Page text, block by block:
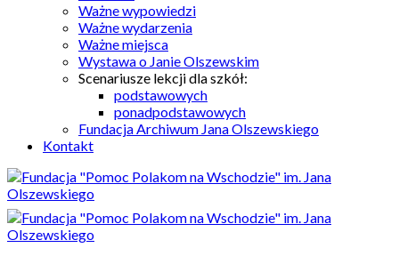
Ważne wypowiedzi
Ważne wydarzenia
Ważne miejsca
Wystawa o Janie Olszewskim
Scenariusze lekcji dla szkół:
podstawowych
ponadpodstawowych
Fundacja Archiwum Jana Olszewskiego
Kontakt